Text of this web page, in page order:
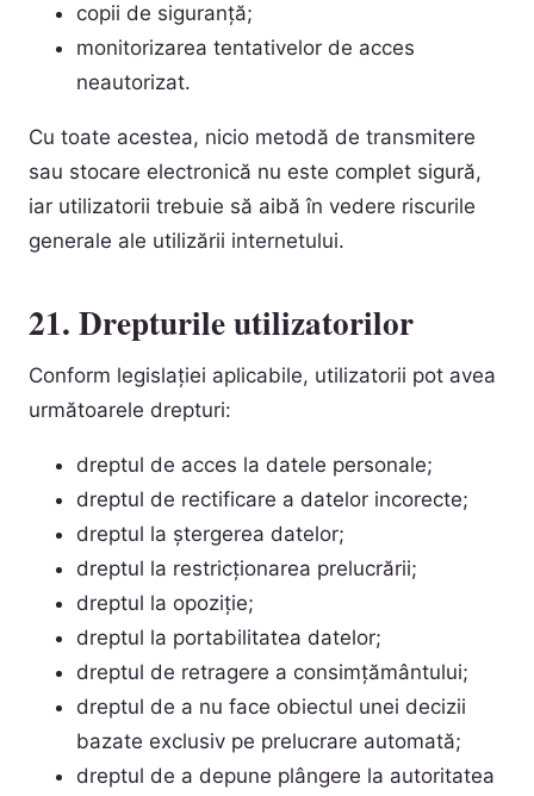
copii de siguranță;
monitorizarea tentativelor de acces
neautorizat.
Cu toate acestea, nicio metodă de transmitere
sau stocare electronică nu este complet sigură,
iar utilizatorii trebuie să aibă în vedere riscurile
generale ale utilizării internetului.
21. Drepturile utilizatorilor
Conform legislației aplicabile, utilizatorii pot avea
următoarele drepturi:
dreptul de acces la datele personale;
dreptul de rectificare a datelor incorecte;
dreptul la ștergerea datelor;
dreptul la restricționarea prelucrării;
dreptul la opoziție;
dreptul la portabilitatea datelor;
dreptul de retragere a consimțământului;
dreptul de a nu face obiectul unei decizii
bazate exclusiv pe prelucrare automată;
dreptul de a depune plângere la autoritatea